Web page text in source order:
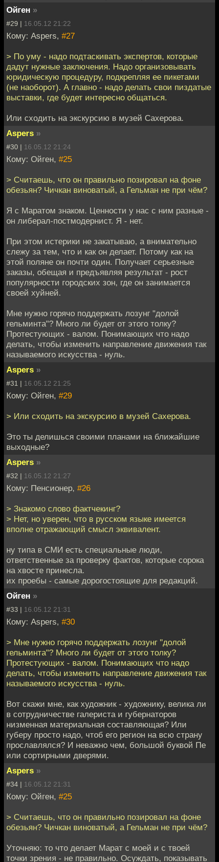
Ойген »
#29 | 16.05.12 21:22
Кому: Aspers, #27
> По уму - надо подтаскивать экспертов, которые
дадут нужные заключения. Надо организовывать
юридическую процедуру, подкрепляя ее пикетами
(не наоборот). А главно - надо делать свои пиздатые
выставки, где будет интересно общаться.
Или сходить на экскурсию в музей Сахерова.
Aspers »
#30 | 16.05.12 21:24
Кому: Ойген, #25
> Считаешь, что он правильно позировал на фоне
обезьян? Чичкан виноватый, а Гельман не при чём?
Я с Маратом знаком. Ценности у нас с ним разные -
он либерал-постмодернист. Я - нет.
При этом истерики не закатываю, а внимательно
слежу за тем, что и как он делает. Потому как на
этой поляне он почти один. Получает серьезные
заказы, обещая и предъявляя результат - рост
популярности городских зон, где он занимается
своей хуйней.
Мне нужно горячо поддержать лозунг "долой
гельминта"? Много ли будет от этого толку?
Протестующих - валом. Понимающих что надо
делать, чтобы изменить направление движения так
называемого искусства - нуль.
Aspers »
#31 | 16.05.12 21:25
Кому: Ойген, #29
> Или сходить на экскурсию в музей Сахерова.
Это ты делишься своими планами на ближайшие
выходные?
Aspers »
#32 | 16.05.12 21:27
Кому: Пенсионер, #26
> Знакомо слово фактчекинг?
> Нет, но уверен, что в русском языке имеется
вполне отражающий смысл эквивалент.
ну типа в СМИ есть специальные люди,
ответственные за проверку фактов, которые сорока
на хвосте принесла.
их проебы - самые дорогостоящие для редакций.
Ойген »
#33 | 16.05.12 21:31
Кому: Aspers, #30
> Мне нужно горячо поддержать лозунг "долой
гельминта"? Много ли будет от этого толку?
Протестующих - валом. Понимающих что надо
делать, чтобы изменить направление движения так
называемого искусства - нуль.
Вот скажи мне, как художник - художнику, велика ли
в сотрудничестве галериста и губернаторов
низменная материальная составляющая? Или
губеру просто надо, чтоб его регион на всю страну
прославлялся? И неважно чем, большой буквой Пе
или сортирными дверями.
Aspers »
#34 | 16.05.12 21:31
Кому: Ойген, #25
> Считаешь, что он правильно позировал на фоне
обезьян? Чичкан виноватый, а Гельман не при чём?
Уточняю: то что делает Марат с моей и с твоей
точки зрения - не правильно. Осуждать, показывать